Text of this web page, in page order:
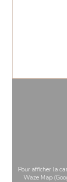
Pour afficher la
Waze Map